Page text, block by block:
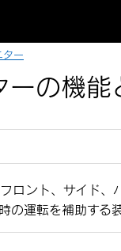
ター
の機能
ロント、サイド
運転を補助する装